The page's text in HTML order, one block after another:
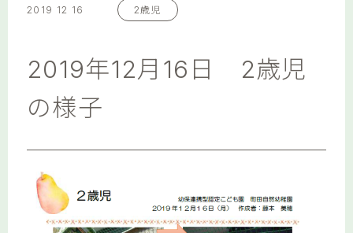
2019 12 16 2歳児
2019年12月16日 2歳児
の様子